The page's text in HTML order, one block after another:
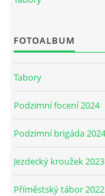
JARNÍ BRIGÁDA SE
PÁTEČNÍ KROUŽEK
ČLENOVÉ JK
FOTOALBUM
Tabory
Podzimní focení 2024
Podzimní brigáda 2024
Jezdecký kroužek 2023
Příměstský tábor 2022